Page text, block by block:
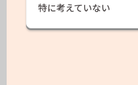
特に考えていない